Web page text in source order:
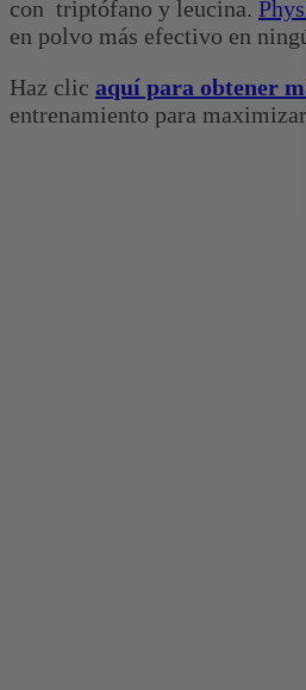
con triptófano y leucina.
en polvo más efectivo en
Haz clic aquí para obtener
entrenamiento para